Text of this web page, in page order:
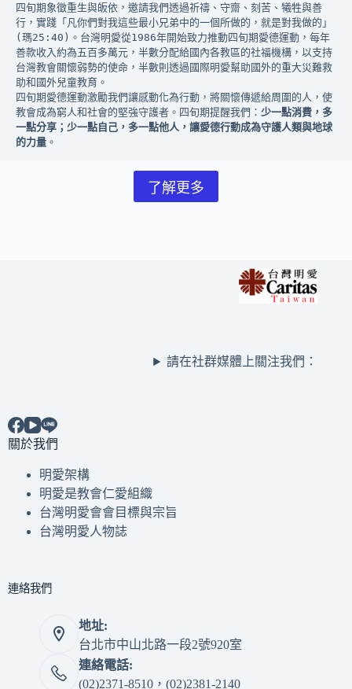
四旬期象徵重生與皈依，邀請我們透過祈禱、守齋、刻苦、犧牲與善
行，實踐「凡你們對我這些最小兄弟中的一個所做的，就是對我做的」
(瑪25:40)。台灣明愛從1986年開始致力推動四旬期愛德運動，每年
善款收入約為五百多萬元，半數分配給國內各教區的社福機構，以支持
台灣教會關懷弱勢的使命，半數則透過國際明愛幫助國外的重大災難救
助和國外兒童教育。
四旬期愛德運動激勵我們讓感動化為行動，將關懷傳遞給周圍的人，使
教會成為窮人和社會的堅強守護者。四旬期提醒我們： 少一點消費，多
一點分享；少一點自己，多一點他人，讓愛德行動成為守護人類與地球
的力量 。
了解更多
請在社群媒體上關注我們：
關於我們
明愛架構
明愛是教會仁愛組織
台灣明愛會會目標與宗旨
台灣明愛人物誌
連絡我們
地址:
台北市中山北路一段2號920室
連絡電話:
(02)2371-8510，(02)2381-2140